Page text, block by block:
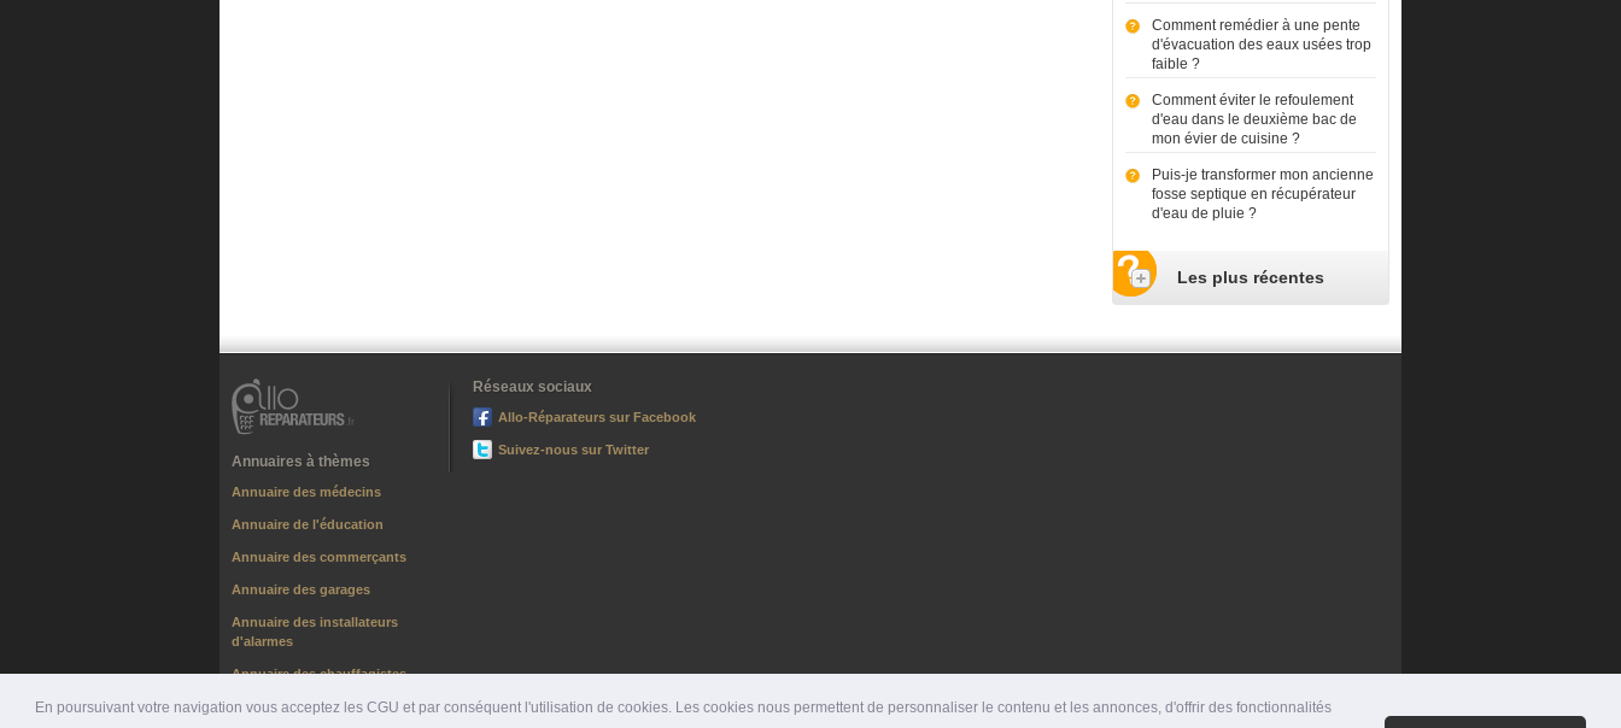
En poursuivant votre navigation vous acceptez les CGU et par conséquent l'utilisation de cookies. Les cookies nous permettent de personnaliser le contenu et les annonces, d'offrir des fonctionnalités
Comment remédier à une pente
d'évacuation des eaux usées trop
faible ?
Comment éviter le refoulement
d'eau dans le deuxième bac de
mon évier de cuisine ?
Puis-je transformer mon ancienne
fosse septique en récupérateur
d'eau de pluie ?
Les plus récentes
Annuaires à thèmes
Annuaire des médecins
Annuaire de l'éducation
Annuaire des commerçants
Annuaire des garages
Annuaire des installateurs
d'alarmes
Annuaire des chauffagistes
Réseaux sociaux
Allo-Réparateurs sur Facebook
Suivez-nous sur Twitter